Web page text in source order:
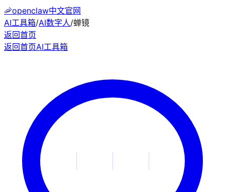
🦐openclaw中文官网
AI工具箱/AI数字人/蝉镜
返回首页
返回首页AI工具箱